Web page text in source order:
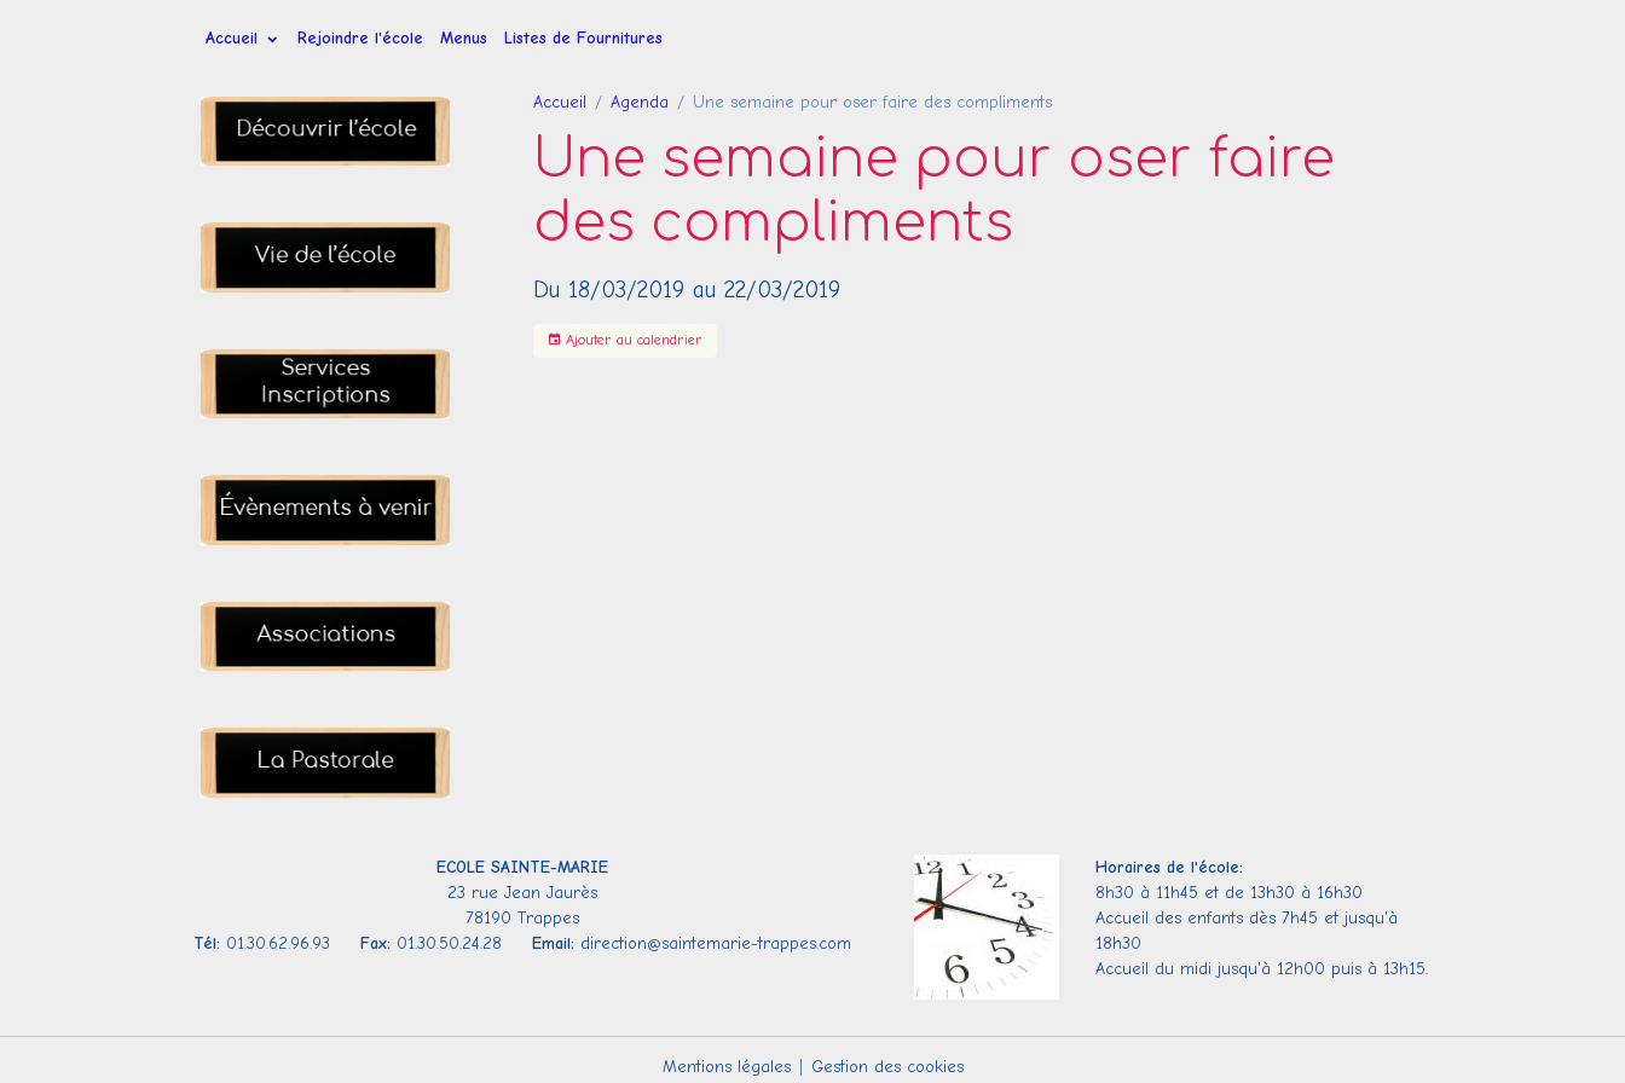
Accueil Rejoindre l'école Menus Listes de Fournitures
Accueil Agenda Une semaine pour oser faire des compliments
Une semaine pour oser faire
des compliments
Du 18/03/2019 au 22/03/2019
Ajouter au calendrier
ECOLE SAINTE-MARIE
23 rue Jean Jaurès
78190 Trappes
Tél: 01.30.62.96.93Fax: 01.30.50.24.28Email: direction@saintemarie-trappes.com
Horaires de l'école:
8h30 à 11h45 et de 13h30 à 16h30
Accueil des enfants dès 7h45 et jusqu'à
18h30
Accueil du midi jusqu'à 12h00 puis à 13h15.
Mentions légales Gestion des cookies